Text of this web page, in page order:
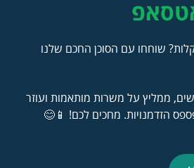
שוחחו עם הסוכן החכם שלנו
ממליץ על משרות מותאמות ועוזר
הזדמנויות. מחכים לכם! 📱😊